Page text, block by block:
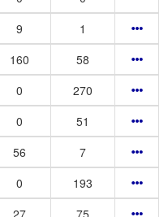
9
1
160
58
0
270
0
51
56
7
0
193
27
75